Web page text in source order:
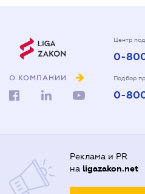
О КОМПАНИИ
Центр
0-
Подбор
0-
Реклама и PR
на ligazakon.net